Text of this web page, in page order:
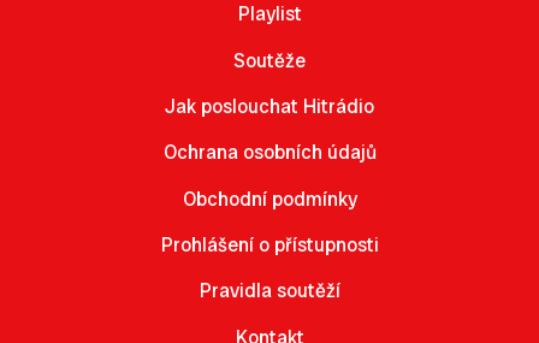
Playlist
Soutěže
Jak poslouchat Hitrádio
Ochrana osobních údajů
Obchodní podmínky
Prohlášení o přístupnosti
Pravidla soutěží
Kontakt